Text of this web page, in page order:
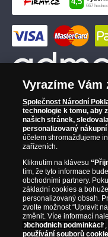
Vyrazíme
Společnost Národní
technologie k tomu, aby
našich stránek,
personalizovaný
účelem shromažďujeme
zařízeních.
Kliknutím na klávesu
tím, že tyto informace
obchodními partnery.
základní cookies a
personalizovaný obsah.
zvolte možnost “Upravit
změnit. Více informací
obchodních podmínkách ,
používání souborů cookie